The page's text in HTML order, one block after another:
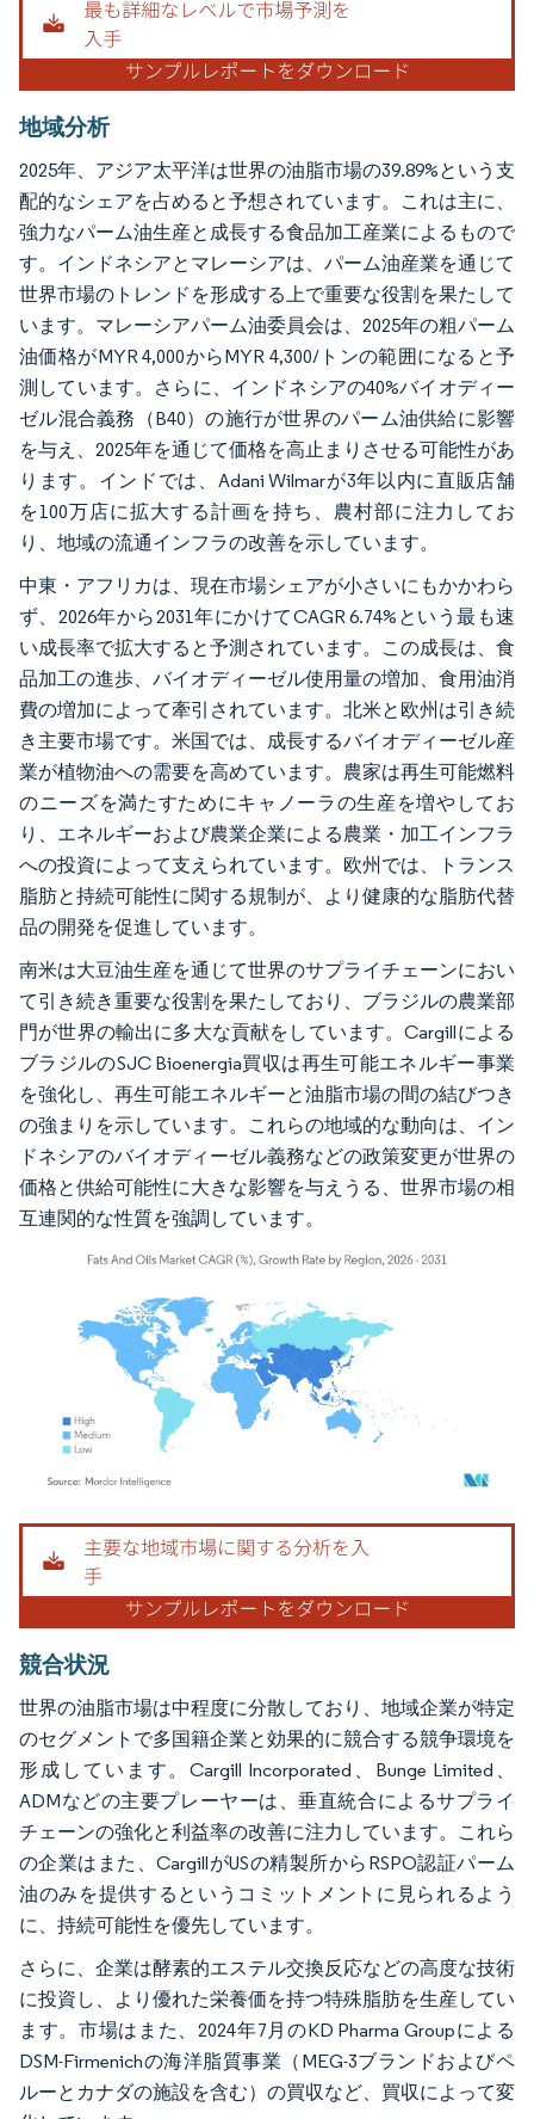
地域分析
2025年、アジア太平洋は世界の油脂市場の39.89%という支
配的なシェアを占めると予想されています。これは主に、
強力なパーム油生産と成長する食品加工産業によるもので
す。インドネシアとマレーシアは、パーム油産業を通じて
世界市場のトレンドを形成する上で重要な役割を果たして
います。マレーシアパーム油委員会は、2025年の粗パーム
油価格がMYR 4,000からMYR 4,300/トンの範囲になると予
測しています。さらに、インドネシアの40%バイオディー
ゼル混合義務（B40）の施行が世界のパーム油供給に影響
を与え、2025年を通じて価格を高止まりさせる可能性があ
ります。インドでは、Adani Wilmarが3年以内に直販店舗
を100万店に拡大する計画を持ち、農村部に注力してお
り、地域の流通インフラの改善を示しています。
中東・アフリカは、現在市場シェアが小さいにもかかわら
ず、2026年から2031年にかけてCAGR 6.74%という最も速
い成長率で拡大すると予測されています。この成長は、食
品加工の進歩、バイオディーゼル使用量の増加、食用油消
費の増加によって牽引されています。北米と欧州は引き続
き主要市場です。米国では、成長するバイオディーゼル産
業が植物油への需要を高めています。農家は再生可能燃料
のニーズを満たすためにキャノーラの生産を増やしてお
り、エネルギーおよび農業企業による農業・加工インフラ
への投資によって支えられています。欧州では、トランス
脂肪と持続可能性に関する規制が、より健康的な脂肪代替
品の開発を促進しています。
南米は大豆油生産を通じて世界のサプライチェーンにおい
て引き続き重要な役割を果たしており、ブラジルの農業部
門が世界の輸出に多大な貢献をしています。Cargillによる
ブラジルのSJC Bioenergia買収は再生可能エネルギー事業
を強化し、再生可能エネルギーと油脂市場の間の結びつき
の強まりを示しています。これらの地域的な動向は、イン
ドネシアのバイオディーゼル義務などの政策変更が世界の
価格と供給可能性に大きな影響を与えうる、世界市場の相
互連関的な性質を強調しています。
画像 © Mordor Intelligence。再利用にはCC BY 4.0の表示が必要です。
競合状況
世界の油脂市場は中程度に分散しており、地域企業が特定
のセグメントで多国籍企業と効果的に競合する競争環境を
形成しています。Cargill Incorporated、Bunge Limited、
ADMなどの主要プレーヤーは、垂直統合によるサプライ
チェーンの強化と利益率の改善に注力しています。これら
の企業はまた、CargillがUSの精製所からRSPO認証パーム
油のみを提供するというコミットメントに見られるよう
に、持続可能性を優先しています。
さらに、企業は酵素的エステル交換反応などの高度な技術
に投資し、より優れた栄養価を持つ特殊脂肪を生産してい
ます。市場はまた、2024年7月のKD Pharma Groupによる
DSM-Firmenichの海洋脂質事業（MEG-3ブランドおよびペ
ルーとカナダの施設を含む）の買収など、買収によって変